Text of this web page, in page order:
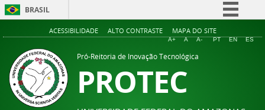
BRASIL
Simplifique!
Acesso à informação
ACESSIBILIDADE ALTO CONTRASTE MAPA DO SITE
A+ A A- PT EN ES
Pró-Reitoria de Inovação Tecnológica
PROTEC